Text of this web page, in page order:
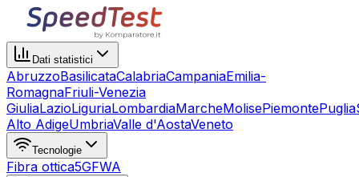
Dati statistici
AbruzzoBasilicataCalabriaCampaniaEmilia-
RomagnaFriuli-Venezia
GiuliaLazioLiguriaLombardiaMarcheMolisePiemontePuglia
Alto AdigeUmbriaValle d'AostaVeneto
Tecnologie
Fibra ottica5GFWA